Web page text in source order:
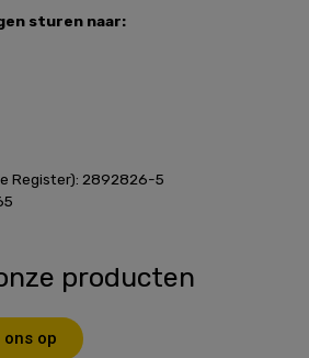
sturen naar:
Register): 2892826-5
producten
op